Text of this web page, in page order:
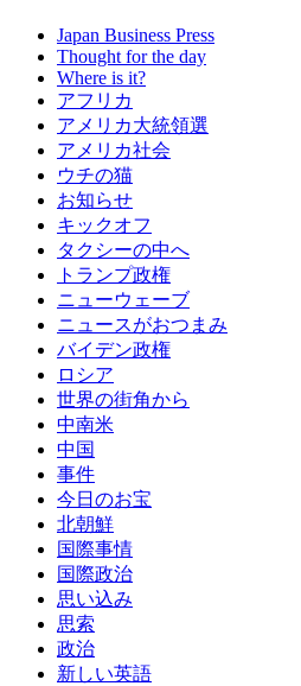
Japan Business Press
Thought for the day
Where is it?
アフリカ
アメリカ大統領選
アメリカ社会
ウチの猫
お知らせ
キックオフ
タクシーの中へ
トランプ政権
ニューウェーブ
ニュースがおつまみ
バイデン政権
ロシア
世界の街角から
中南米
中国
事件
今日のお宝
北朝鮮
国際事情
国際政治
思い込み
思索
政治
新しい英語